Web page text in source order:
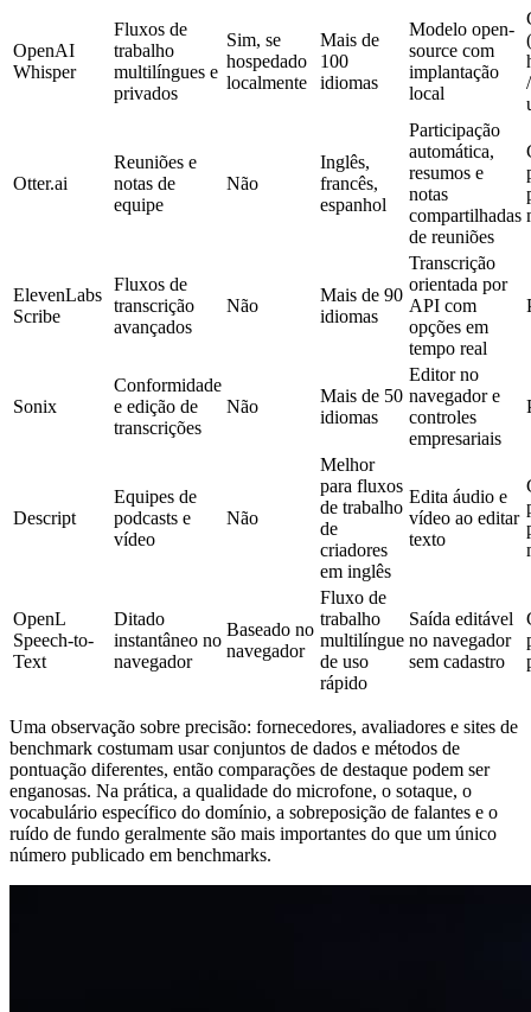
OpenAI
Whisper
Fluxos de
trabalho
multilíngues e
privados
Sim, se
hospedado
localmente
Mais de
100
idiomas
Modelo open-
source com
implantação
local
Otter.ai
Reuniões e
notas de
equipe
Não
Inglês,
francês,
espanhol
Participação
automática,
resumos e
notas
compartilhadas
de reuniões
ElevenLabs
Scribe
Fluxos de
transcrição
avançados
Não
Mais de 90
idiomas
Transcrição
orientada por
API com
opções em
tempo real
Sonix
Conformidade
e edição de
transcrições
Não
Mais de 50
idiomas
Editor no
navegador e
controles
empresariais
Descript
Equipes de
podcasts e
vídeo
Não
Melhor
para fluxos
de trabalho
de
criadores
em inglês
Edita áudio e
vídeo ao editar
texto
OpenL
Speech-to-
Text
Ditado
instantâneo no
navegador
Baseado no
navegador
Fluxo de
trabalho
multilíngue
de uso
rápido
Saída editável
no navegador
sem cadastro
Uma observação sobre precisão: fornecedores, avaliadores e sites de
benchmark costumam usar conjuntos de dados e métodos de
pontuação diferentes, então comparações de destaque podem ser
enganosas. Na prática, a qualidade do microfone, o sotaque, o
vocabulário específico do domínio, a sobreposição de falantes e o
ruído de fundo geralmente são mais importantes do que um único
número publicado em benchmarks.